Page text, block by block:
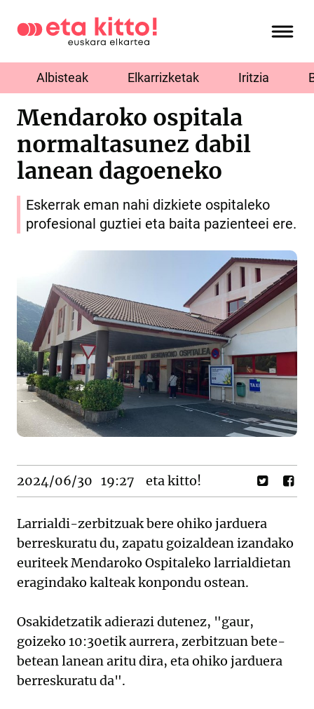
Albisteak Elkarrizketak Iritzia
Mendaroko ospitala
normaltasunez dabil
lanean dagoeneko
Eskerrak eman nahi dizkiete ospitaleko
profesional guztiei eta baita pazienteei ere.
2024/06/30 19:27 eta kitto!
Larrialdi-zerbitzuak bere ohiko jarduera
berreskuratu du, zapatu goizaldean izandako
euriteek Mendaroko Ospitaleko larrialdietan
eragindako kalteak konpondu ostean.
Osakidetzatik adierazi dutenez, "gaur,
goizeko 10:30etik aurrera, zerbitzuan bete-
betean lanean aritu dira, eta ohiko jarduera
berreskuratu da".